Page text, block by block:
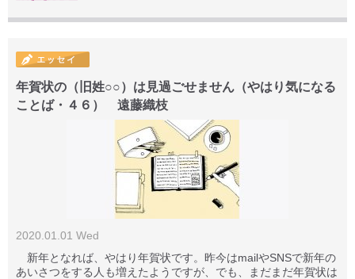
年賀状の（旧姓○○）は見過ごせません（やはり気になる
ことば・４６） 遠藤織枝
2020.01.01 Wed
新年となれば、やはり年賀状です。昨今はmailやSNSで新年の
あいさつをする人も増えたようですが、でも、まだまだ年賀状は